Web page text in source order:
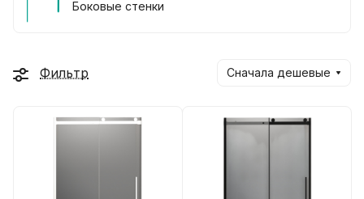
Боковые стенки
Фильтр Сначала дешевые